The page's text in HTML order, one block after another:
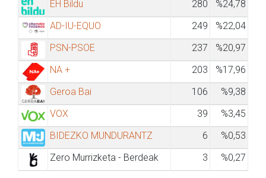
EH Bildu
280
%24,78
AD-IU-EQUO
249
%22,04
PSN-PSOE
237
%20,97
NA +
203
%17,96
Geroa Bai
106
%9,38
VOX
39
%3,45
BIDEZKO MUNDURANTZ
6
%0,53
Zero Murrizketa - Berdeak
3 %0,27